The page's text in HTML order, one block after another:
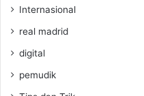
Internasional
real madrid
digital
pemudik